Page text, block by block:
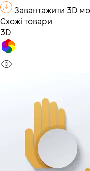
Завантажити 3D
Схожі товари
3D